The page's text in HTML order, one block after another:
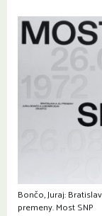
Bončo, Juraj:
premeny. Most SNP